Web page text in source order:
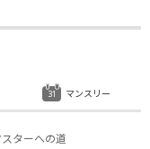
ターへの道
マンスリー